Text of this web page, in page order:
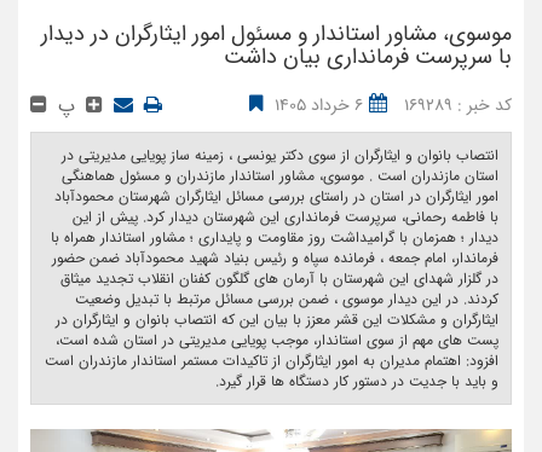
موسوی، مشاور استاندار و مسئول امور ایثارگران در دیدار
با سرپرست فرمانداری بیان داشت
کد خبر : 169289 6 خرداد 1405 پ
انتصاب بانوان و ایثارگران از سوی دکتر یونسی ، زمینه ساز پویایی مدیریتی در
استان مازندران است . موسوی، مشاور استاندار مازندران و مسئول هماهنگی
امور ایثارگران در استان در راستای بررسی مسائل ایثارگران شهرستان محمودآباد
با فاطمه رحمانی، سرپرست فرمانداری این شهرستان دیدار کرد. پیش از این
دیدار ؛ همزمان با گرامیداشت روز مقاومت و پایداری ؛ مشاور استاندار همراه با
فرماندار، امام جمعه ، فرمانده سپاه و رئیس بنیاد شهید محمودآباد ضمن حضور
در گلزار شهدای این شهرستان با آرمان های گلگون کفنان انقلاب تجدید میثاق
کردند. در این دیدار موسوی ، ضمن بررسی مسائل مرتبط با تبدیل وضعیت
ایثارگران و مشکلات این قشر معزز با بیان این که انتصاب بانوان و ایثارگران در
پست های مهم از سوی استاندار، موجب پویایی مدیریتی در استان شده است،
افزود: اهتمام مدیران به امور ایثارگران از تاکیدات مستمر استاندار مازندران است
و باید با جدیت در دستور کار دستگاه ها قرار گیرد. ‎